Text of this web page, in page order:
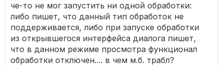
че-то не мог запустить ни одной обработки:
либо пишет, что данный тип обработок не
поддерживается, либо при запуске обработки
из открывшегося интерфейса диалога пишет,
что в данном режиме просмотра функционал
обработки отключен.... в чем м.б. трабл?